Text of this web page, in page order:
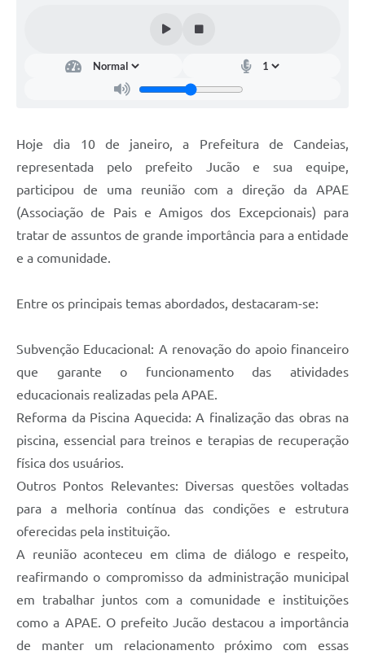
Vigilância em Saúde
Creche Municipal
Plano Diretor
Farmácia Municipal
Contratos
Carta de Serviços
Legislação
Editais
Legislação para Concurso
Transparência dos recursos municipais empregado no
combate à pandemia do COVID -19
Lei Aldir Blanc
Hoje dia 10 de janeiro, a Prefeitura de Candeias,
representada pelo prefeito Jucão e sua equipe,
participou de uma reunião com a direção da APAE
(Associação de Pais e Amigos dos Excepcionais) para
tratar de assuntos de grande importância para a entidade
e a comunidade.
Entre os principais temas abordados, destacaram-se:
Subvenção Educacional: A renovação do apoio financeiro
que garante o funcionamento das atividades
educacionais realizadas pela APAE.
Reforma da Piscina Aquecida: A finalização das obras na
piscina, essencial para treinos e terapias de recuperação
física dos usuários.
Outros Pontos Relevantes: Diversas questões voltadas
para a melhoria contínua das condições e estrutura
oferecidas pela instituição.
A reunião aconteceu em clima de diálogo e respeito,
reafirmando o compromisso da administração municipal
em trabalhar juntos com a comunidade e instituições
como a APAE. O prefeito Jucão destacou a importância
de manter um relacionamento próximo com essas